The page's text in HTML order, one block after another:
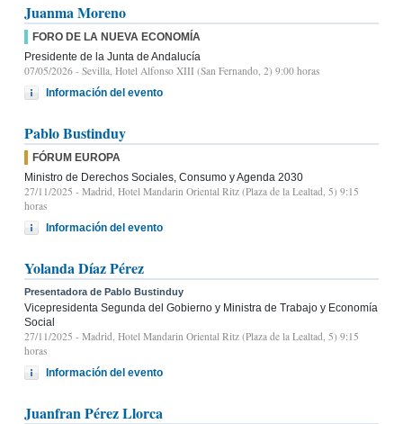
Juanma Moreno
FORO DE LA NUEVA ECONOMÍA
Presidente de la Junta de Andalucía
07/05/2026 - Sevilla, Hotel Alfonso XIII (San Fernando, 2) 9:00 horas
Información del evento
Pablo Bustinduy
FÓRUM EUROPA
Ministro de Derechos Sociales, Consumo y Agenda 2030
27/11/2025 - Madrid, Hotel Mandarin Oriental Ritz (Plaza de la Lealtad, 5) 9:15
horas
Información del evento
Yolanda Díaz Pérez
Presentadora de Pablo Bustinduy
Vicepresidenta Segunda del Gobierno y Ministra de Trabajo y Economía
Social
27/11/2025 - Madrid, Hotel Mandarin Oriental Ritz (Plaza de la Lealtad, 5) 9:15
horas
Información del evento
Juanfran Pérez Llorca